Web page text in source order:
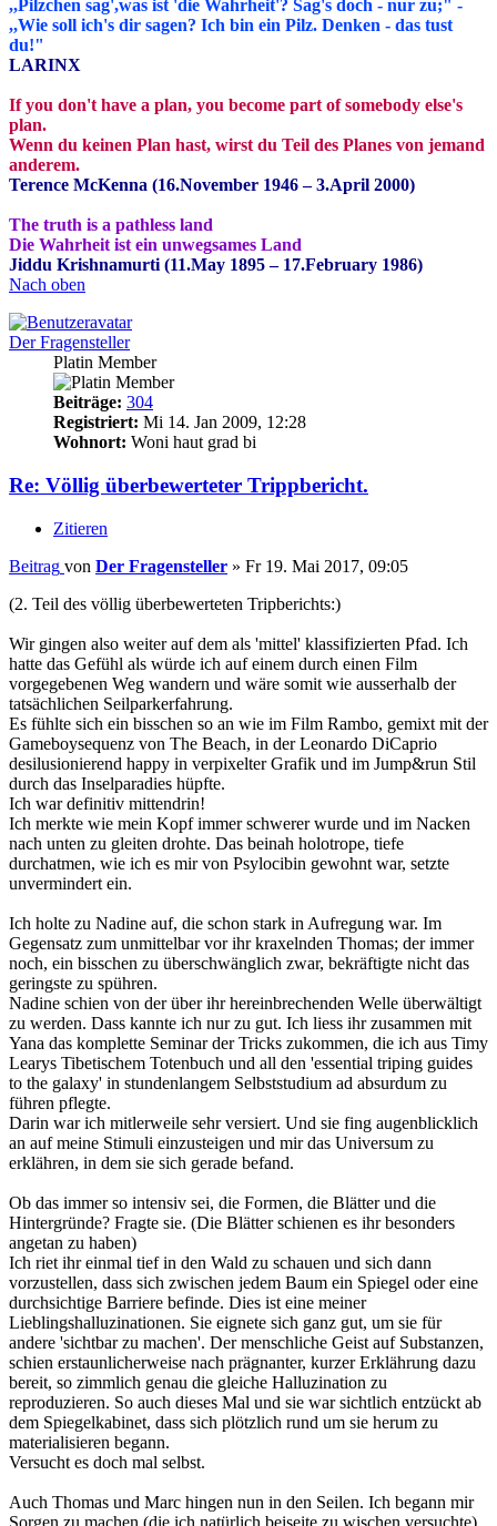
,,Pilzchen sag',was ist 'die Wahrheit'? Sag's doch - nur zu;" -
,,Wie soll ich's dir sagen? Ich bin ein Pilz. Denken - das tust
du!"
LARINX
If you don't have a plan, you become part of somebody else's
plan.
Wenn du keinen Plan hast, wirst du Teil des Planes von jemand
anderem.
Terence McKenna (16.November 1946 – 3.April 2000)
The truth is a pathless land
Die Wahrheit ist ein unwegsames Land
Jiddu Krishnamurti (11.May 1895 – 17.February 1986)
Nach oben
Der Fragensteller
Platin Member
Beiträge: 304
Registriert: Mi 14. Jan 2009, 12:28
Wohnort: Woni haut grad bi
Re: Völlig überbewerteter Trippbericht.
Zitieren
Beitrag von Der Fragensteller » Fr 19. Mai 2017, 09:05
(2. Teil des völlig überbewerteten Tripberichts:)
Wir gingen also weiter auf dem als 'mittel' klassifizierten Pfad. Ich
hatte das Gefühl als würde ich auf einem durch einen Film
vorgegebenen Weg wandern und wäre somit wie ausserhalb der
tatsächlichen Seilparkerfahrung.
Es fühlte sich ein bisschen so an wie im Film Rambo, gemixt mit der
Gameboysequenz von The Beach, in der Leonardo DiCaprio
desilusionierend happy in verpixelter Grafik und im Jump&run Stil
durch das Inselparadies hüpfte.
Ich war definitiv mittendrin!
Ich merkte wie mein Kopf immer schwerer wurde und im Nacken
nach unten zu gleiten drohte. Das beinah holotrope, tiefe
durchatmen, wie ich es mir von Psylocibin gewohnt war, setzte
unvermindert ein.
Ich holte zu Nadine auf, die schon stark in Aufregung war. Im
Gegensatz zum unmittelbar vor ihr kraxelnden Thomas; der immer
noch, ein bisschen zu überschwänglich zwar, bekräftigte nicht das
geringste zu spühren.
Nadine schien von der über ihr hereinbrechenden Welle überwältigt
zu werden. Dass kannte ich nur zu gut. Ich liess ihr zusammen mit
Yana das komplette Seminar der Tricks zukommen, die ich aus Timy
Learys Tibetischem Totenbuch und all den 'essential triping guides
to the galaxy' in stundenlangem Selbststudium ad absurdum zu
führen pflegte.
Darin war ich mitlerweile sehr versiert. Und sie fing augenblicklich
an auf meine Stimuli einzusteigen und mir das Universum zu
erklähren, in dem sie sich gerade befand.
Ob das immer so intensiv sei, die Formen, die Blätter und die
Hintergründe? Fragte sie. (Die Blätter schienen es ihr besonders
angetan zu haben)
Ich riet ihr einmal tief in den Wald zu schauen und sich dann
vorzustellen, dass sich zwischen jedem Baum ein Spiegel oder eine
durchsichtige Barriere befinde. Dies ist eine meiner
Lieblingshalluzinationen. Sie eignete sich ganz gut, um sie für
andere 'sichtbar zu machen'. Der menschliche Geist auf Substanzen,
schien erstaunlicherweise nach prägnanter, kurzer Erklährung dazu
bereit, so zimmlich genau die gleiche Halluzination zu
reproduzieren. So auch dieses Mal und sie war sichtlich entzückt ab
dem Spiegelkabinet, dass sich plötzlich rund um sie herum zu
materialisieren begann.
Versucht es doch mal selbst.
Auch Thomas und Marc hingen nun in den Seilen. Ich begann mir
Sorgen zu machen (die ich natürlich beiseite zu wischen versuchte).